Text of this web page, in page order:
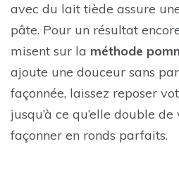
avec du lait tiède assure
pâte. Pour un résultat
misent sur la méthode
ajoute une douceur sans
façonnée, laissez reposer
jusqu’à ce qu’elle double
façonner en ronds parfaits.